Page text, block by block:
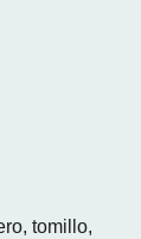
tomillo,